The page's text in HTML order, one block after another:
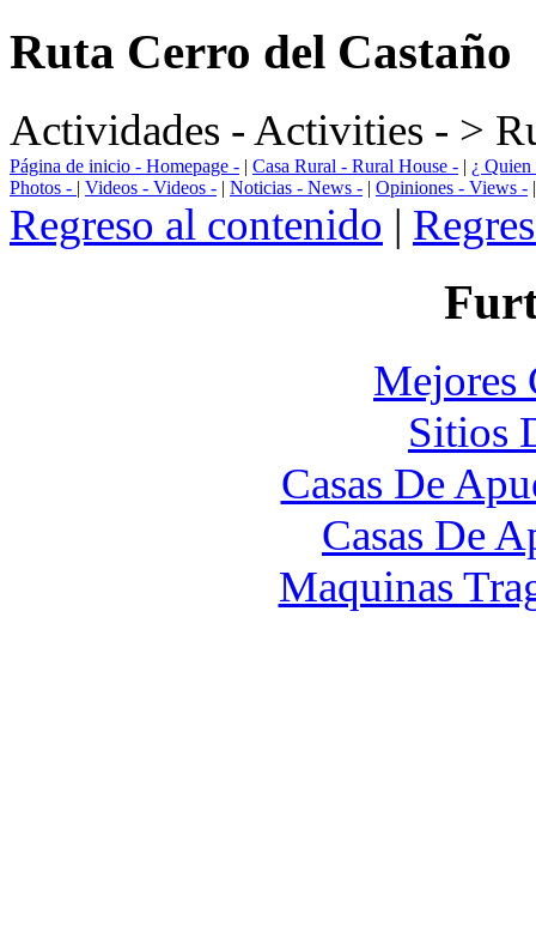
Ruta Cerro del Castaño
Actividades - Activities - >
Página de inicio - Homepage - | Casa Rural - Rural House - | ¿ Quien
Photos - | Videos - Videos - | Noticias - News - | Opiniones - Views -
Regreso al contenido |
Mejores
Sitios
Casas De
Casas De
Maquinas